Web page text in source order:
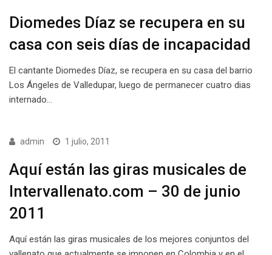
Diomedes Díaz se recupera en su
casa con seis días de incapacidad
El cantante Diomedes Díaz, se recupera en su casa del barrio
Los Ángeles de Valledupar, luego de permanecer cuatro dias
internado…
admin 1 julio, 2011
Aquí están las giras musicales de
Intervallenato.com – 30 de junio
2011
Aquí están las giras musicales de los mejores conjuntos del